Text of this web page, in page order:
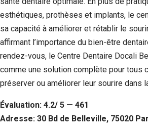
esthétiques, prothèses et implants, le
sa capacité à améliorer et rétablir le
affirmant l’importance du bien-être
rendez-vous, le Centre Dentaire Docali
comme une solution complète pour tous
préserver ou améliorer leur sourire dans
Évaluation: 4.2/ 5 — 461
Adresse: 30 Bd de Belleville, 75020